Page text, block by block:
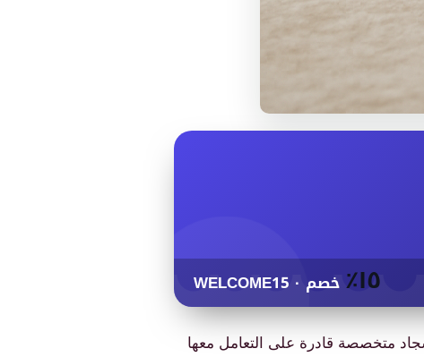
١٥٪ خصم · WELCOME15
متخصصة قادرة على التعامل معها